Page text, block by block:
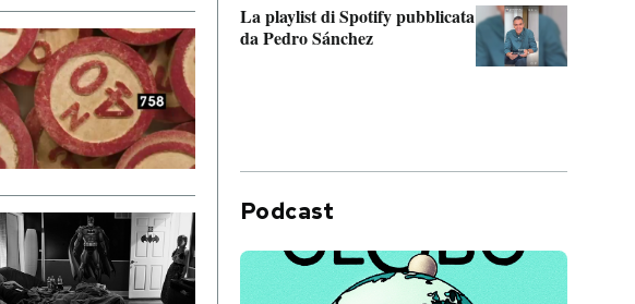
La playlist di Spotify pubblicata
da Pedro Sánchez
Podcast